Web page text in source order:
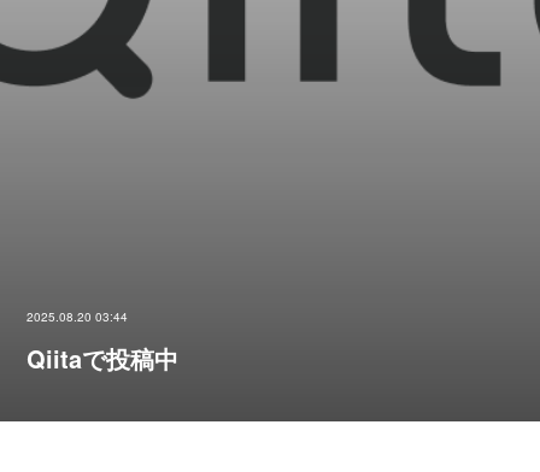
2025.08.20 03:44
Qiitaで投稿中